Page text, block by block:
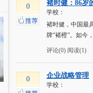
0 褚时健：86岁
学校：
褚时健，中国最
牌“褚橙”。如今
评论(0) 阅读(1)
0 企业战略管理
学校：